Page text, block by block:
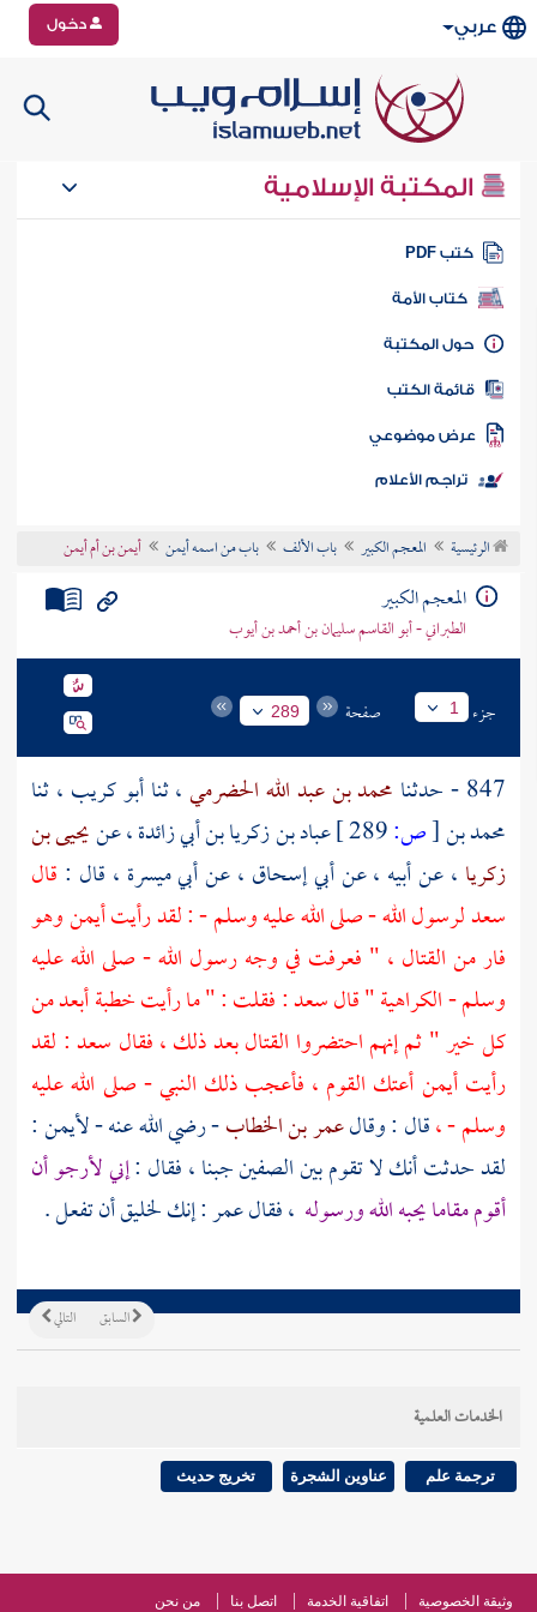
عربي دخول
المكتبة الإسلامية
كتب PDF
كتاب الأمة
المكتبة
الكتب
موضوعي
تراجم الأعلام
الرئيسية المعجم الكبير باب الألف باب من اسمه أيمن أيمن بن أم أيمن
المعجم الكبير
الطبراني - أبو القاسم سليمان بن أحمد بن أيوب
جزء 1 صفحة 289
847 - حدثنا محمد بن عبد الله الحضرمي، ثناأبو كريب ، ثنا
محمد بن[ص: عباد بن زكريا بن أبي زائدة، عنيحيى بن
زكريا ، عن أبيه ، عنأبي إسحاق ، عنأبي ميسرة ، قال : قال
سعدلرسول الله - صلى الله عليه وسلم - : لقد رأيتأيمنوهو
فار من القتال ، " فعرفت في وجه رسول الله - صلى الله عليه
وسلم - الكراهية " قالسعد: فقلت : " ما رأيت خطبة أبعد من
كل خير " ثم إنهم احتضروا القتال بعد ذلك ، فقال سعد: لقد
رأيتأيمنأعتك القوم ، فأعجب ذلك النبي - صلى الله عليه
وسلم - ،قال : وقالعمر بن الخطاب- رضي الله عنه -لأيمن:
لقد حدثت أنك لا تقوم بين الصفين جبنا ، فقال :إني لأرجو أن
أقوم مقاما يحبه الله ورسوله ، فقالعمر: إنك لخليق أن تفعل .
التالي السابق
الخدمات العلمية
ترجمة علم عناوين الشجرة تخريج حديث
وثيقة الخصوصية اتفاقية الخدمة اتصل بنا من نحن